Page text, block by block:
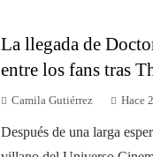
La llegada de
entre los fans tras
Camila Gutiérrez Hace
Después de una larga